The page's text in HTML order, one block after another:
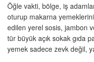
Öğle vakti, bölge, iş
oturup makarna
edilen yerel sosis, jambon ve
tür büyük açık sokak gıda
yemek sadece zevk değil,